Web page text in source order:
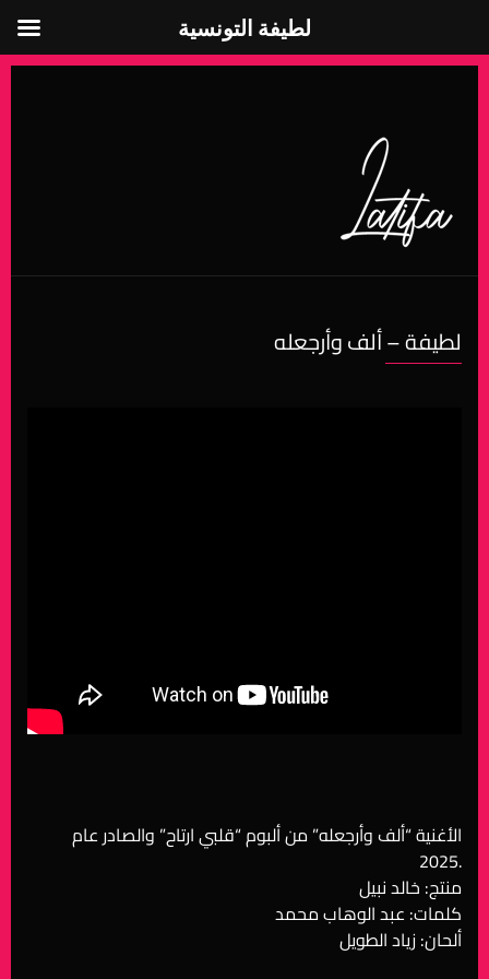
لطيفة التونسية
لطيفة – ألف وأرجعله
الأغنية “ألف وأرجعله” من ألبوم “قلبي ارتاح” والصادر عام
2025.
منتج: خالد نبيل
كلمات: عبد الوهاب محمد
ألحان: زياد الطويل
لطيفة التونسية